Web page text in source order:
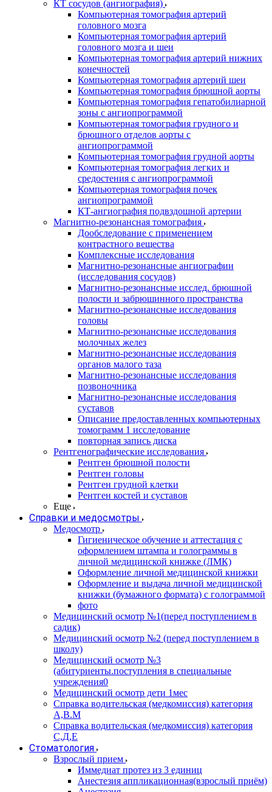
КТ сосудов (ангиография)
Компьютерная томография артерий
головного мозга
Компьютерная томография артерий
головного мозга и шеи
Компьютерная томография артерий нижних
конечностей
Компьютерная томография артерий шеи
Компьютерная томография брюшной аорты
Компьютерная томография гепатобилиарной
зоны с ангиопрограммой
Компьютерная томография грудного и
брюшного отделов аорты с
ангиопрограммой
Компьютерная томография грудной аорты
Компьютерная томография легких и
средостения с ангиопрограммой
Компьютерная томография почек
ангиопрограммой
КТ-ангиография подвздошной артерии
Магнитно-резонансная томография
Дообследование с применением
контрастного вещества
Комплексные исследования
Магнитно-резонансные ангиографии
(исследования сосудов)
Магнитно-резонансные исслед. брюшной
полости и забрюшинного пространства
Магнитно-резонансные исследования
головы
Магнитно-резонансные исследования
молочных желез
Магнитно-резонансные исследования
органов малого таза
Магнитно-резонансные исследования
позвоночника
Магнитно-резонансные исследования
суставов
Описание предоставленных компьютерных
томограмм 1 исследование
повторная запись диска
Рентгенографические исследования
Рентген брюшной полости
Рентген головы
Рентген грудной клетки
Рентген костей и суставов
Еще
Справки и медосмотры
Медосмотр
Гигиеническое обучение и аттестация с
оформлением штампа и голограммы в
личной медицинской книжке (ЛМК)
Оформление личной медицинской книжки
Оформление и выдача личной медицинской
книжки (бумажного формата) с голограммой
фото
Медицинский осмотр №1(перед поступлением в
садик)
Медицинский осмотр №2 (перед поступлением в
школу)
Медицинский осмотр №3
(абитуриенты.поступления в специальные
учреждения0
Медицинский осмотр дети 1мес
Справка водительская (медкомиссия) категория
А,В.М
Справка водительская (медкомиссия) категория
С,Д,Е
Стоматология
Взрослый прием
Иммедиат протез из 3 единиц
Анестезия аппликационная(взрослый приём)